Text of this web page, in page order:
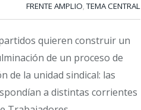
FRENTE AMPLIO,TEMA CENTRAL
quieren construir un
de un proceso de
de la unidad sindical: las
a distintas corrientes